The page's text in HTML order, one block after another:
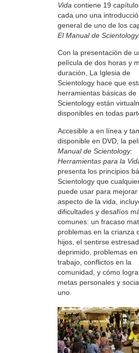
Vida contiene 19
cada uno una
general de uno de los
El Manual de Scientology.
Con la presentación de
película de dos horas y
duración, La Iglesia de
Scientology hace que
herramientas básicas de
Scientology están
disponibles en todas
Accesible a en línea y
disponible en DVD, la
Manual de Scientology:
Herramientas para la
presenta los principios
Scientology que
puede usar para
aspecto de la vida,
dificultades y desafíos
comunes: un fracaso
problemas en la crianza
hijos, el sentirse
deprimido, problemas en
trabajo, conflictos en la
comunidad, y cómo
metas personales y
uno.